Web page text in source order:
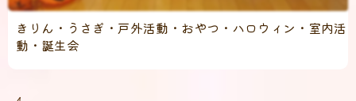
きりん・うさぎ・戸外活動・おやつ・ハロウィン・室内活
動・誕生会